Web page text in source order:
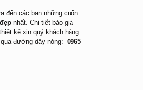
đến các bạn những cuốn
nhất. Chi tiết báo giá
kế xin quý khách hàng
đường dây nóng: 0965